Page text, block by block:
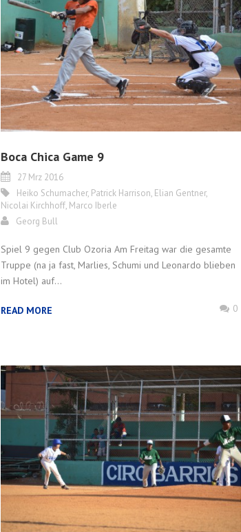
Boca Chica Game 9
27 Mrz 2016
Heiko Schumacher, Patrick Harrison, Elian Gentner,
Nicolai Kirchhoff, Marco Iberle
Georg Bull
Spiel 9 gegen Club Ozoria Am Freitag war die gesamte
Truppe (na ja fast, Marlies, Schumi und Leonardo blieben
im Hotel) auf...
READ MORE 0